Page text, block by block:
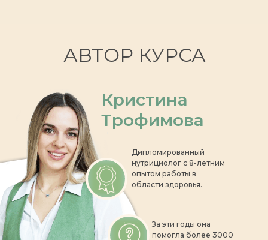
АВТОР КУРСА
Дипломированный
нутрициолог с 8-летним
опытом работы в
области здоровья.
За эти годы она
помогла более 3000
Кристина
Трофимова